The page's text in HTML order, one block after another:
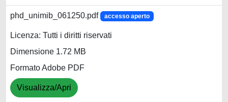
phd_unimib_061250.pdf accesso aperto
Licenza: Tutti i diritti riservati
Dimensione 1.72 MB
Formato Adobe PDF
Visualizza/Apri